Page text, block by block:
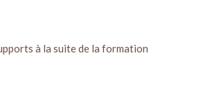
à la suite de la formation